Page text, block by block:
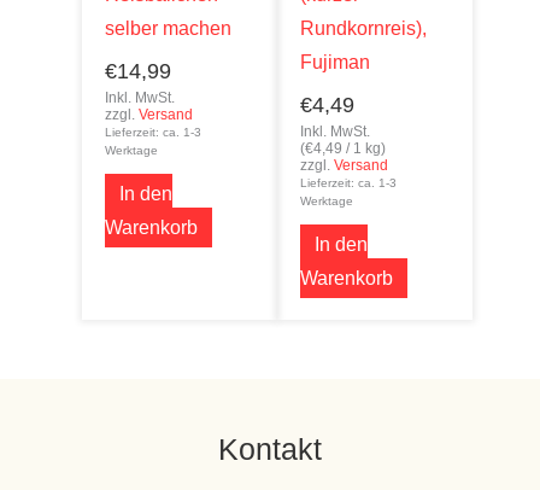
selber machen
€14,99
Inkl. MwSt.
zzgl.Versand
Lieferzeit: ca. 1-3
Werktage
In den
Warenkorb
Rundkornreis),
Fujiman
€4,49
Inkl. MwSt.
(€4,49 / 1 kg)
zzgl.Versand
Lieferzeit: ca. 1-3
Werktage
In den
Warenkorb
Kontakt